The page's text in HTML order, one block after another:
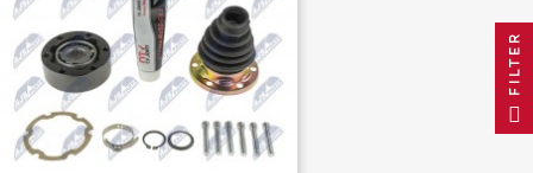
FILTER